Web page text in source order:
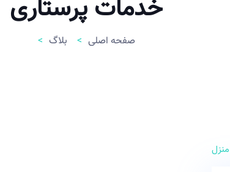
خدمات پرستاری
صفحه اصلی > بلاگ >